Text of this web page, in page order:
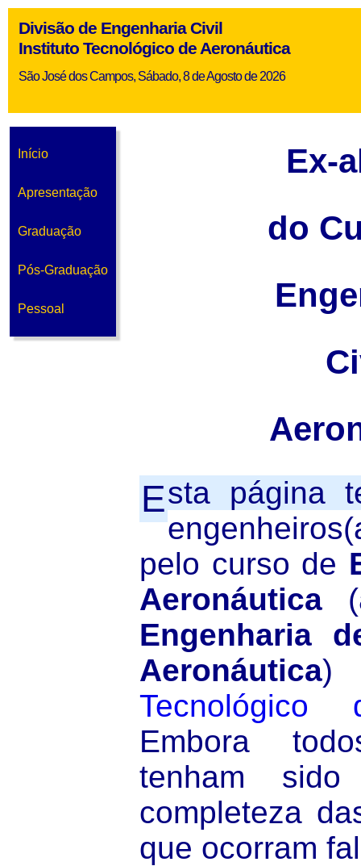
Divisão de Engenharia Civil
Instituto Tecnológico de Aeronáutica
São José dos Campos, Sábado, 8 de Agosto de 2026
Início
Apresentação
Graduação
Pós-Graduação
Pessoal
Ex-
do
Esta página
pelo curso de
Aeronáutica
Engenharia
Aeronáutica
Tecnológico
Embora
tenham
completeza
que ocorram